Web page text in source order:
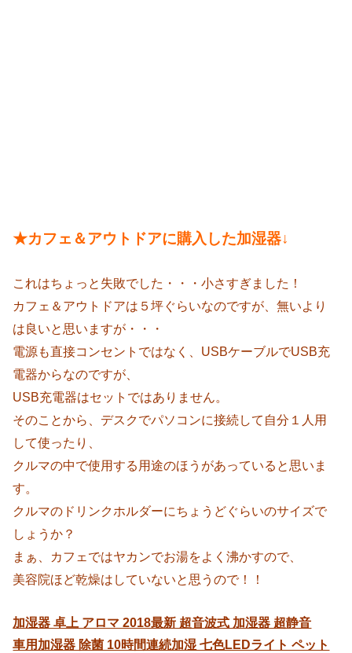
★カフェ＆アウトドアに購入した加湿器↓
これはちょっと失敗でした・・・小さすぎました！
カフェ＆アウトドアは５坪ぐらいなのですが、無いより
は良いと思いますが・・・
電源も直接コンセントではなく、USBケーブルでUSB充
電器からなのですが、
USB充電器はセットではありません。
そのことから、デスクでパソコンに接続して自分１人用
して使ったり、
クルマの中で使用する用途のほうがあっていると思いま
す。
クルマのドリンクホルダーにちょうどぐらいのサイズで
しょうか？
まぁ、カフェではヤカンでお湯をよく沸かすので、
美容院ほど乾燥はしていないと思うので！！
加湿器 卓上 アロマ 2018最新 超音波式 加湿器 超静音
車用加湿器 除菌 10時間連続加湿 七色LEDライト ペット